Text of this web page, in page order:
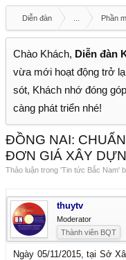
Diễn đàn Phần
Chào Khách, Diễn đàn
vừa mới hoạt động trở
sót, Khách nhớ đóng
càng phát triển nhé!
ĐỒNG NAI:
ĐƠN GIÁ XÂY
Thảo luận trong 'Tin tức Bắc Nam'
thuytv
Moderator
Thành viên BQT
Ngày 05/11/2015, tại Sở